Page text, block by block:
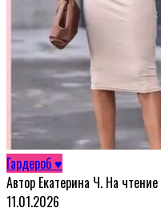
Гардероб ♥
Автор Екатерина Ч. На чтение
11.01.2026